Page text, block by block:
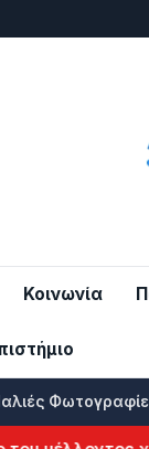
Κοινωνία